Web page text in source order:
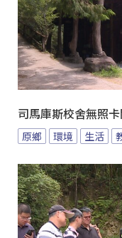
司馬庫斯校舍無照
原鄉 環境 生活